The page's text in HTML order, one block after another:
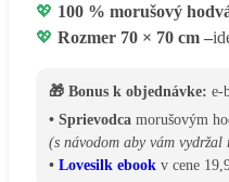
💖 100 % morušový
💖 Rozmer 70 × 70 cm –
🎁 Bonus k objednávke: e-
• Sprievodca morušovým
(s návodom aby vám vydržal
• Lovesilk ebook v cene